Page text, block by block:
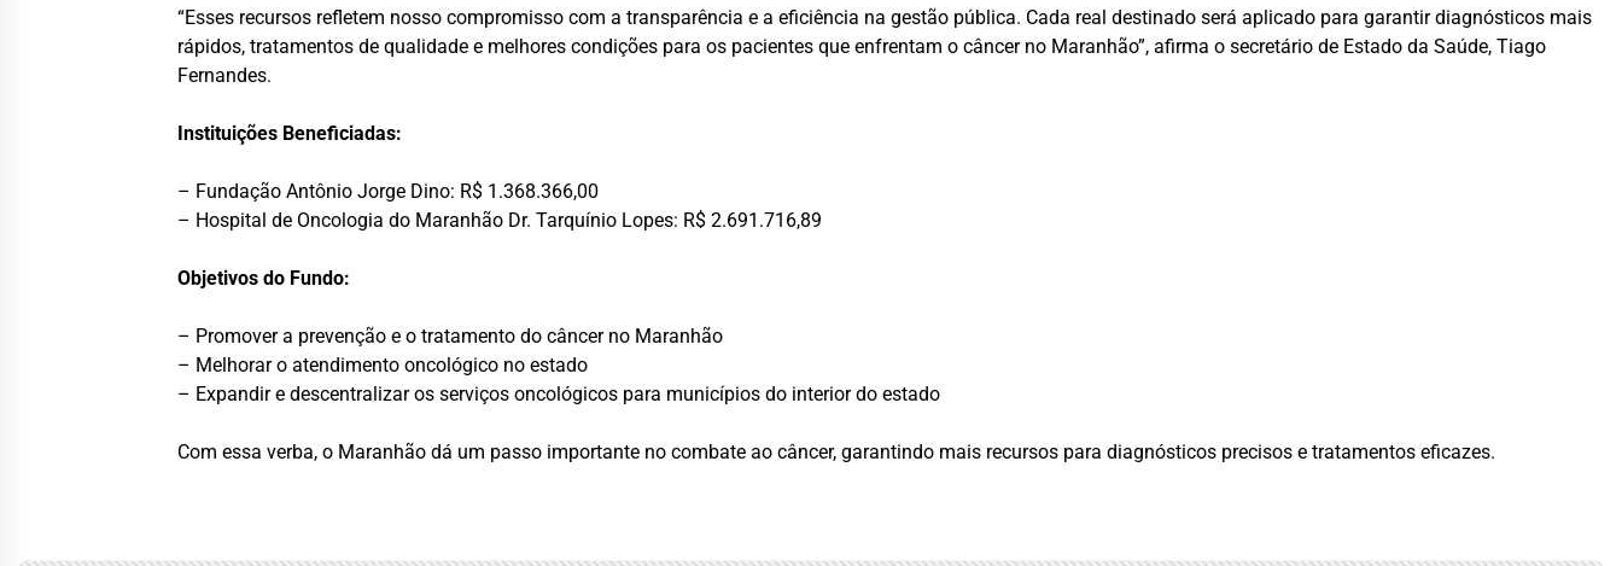
“Esses recursos refletem nosso compromisso com a transparência e a eficiência na gestão pública. Cada real destinado será aplicado para garantir diagnósticos mais
rápidos, tratamentos de qualidade e melhores condições para os pacientes que enfrentam o câncer no Maranhão”, afirma o secretário de Estado da Saúde, Tiago
Fernandes.
Instituições Beneficiadas:
– Fundação Antônio Jorge Dino: R$ 1.368.366,00
– Hospital de Oncologia do Maranhão Dr. Tarquínio Lopes: R$ 2.691.716,89
Objetivos do Fundo:
– Promover a prevenção e o tratamento do câncer no Maranhão
– Melhorar o atendimento oncológico no estado
– Expandir e descentralizar os serviços oncológicos para municípios do interior do estado
Com essa verba, o Maranhão dá um passo importante no combate ao câncer, garantindo mais recursos para diagnósticos precisos e tratamentos eficazes.